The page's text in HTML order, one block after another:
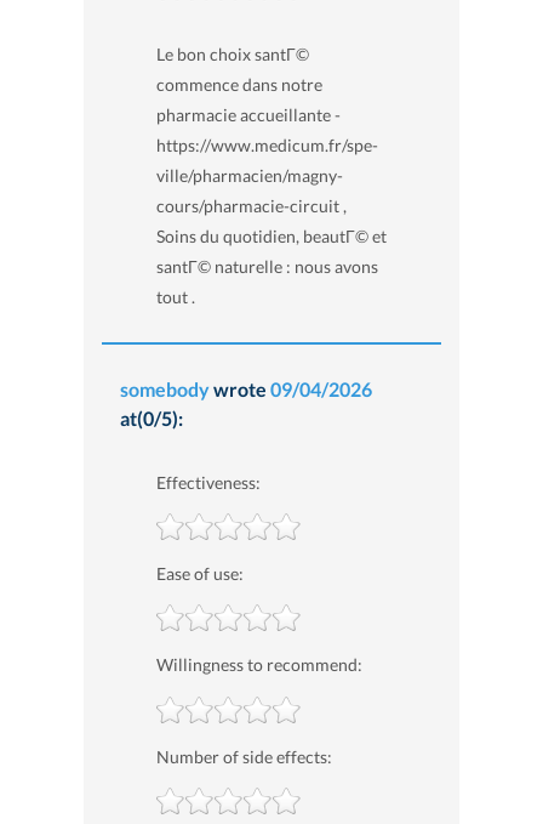
Le bon choix santГ©
commence dans notre
pharmacie accueillante -
https://www.medicum.fr/spe-
ville/pharmacien/magny-
cours/pharmacie-circuit ,
Soins du quotidien, beautГ© et
santГ© naturelle : nous avons
tout .
somebodywrote 09/04/2026
at(0/5):
Effectiveness:
Ease of use:
Willingness to recommend:
Number of side effects: